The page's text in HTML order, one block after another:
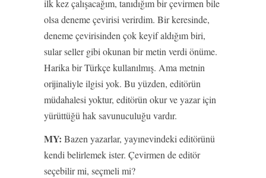
ilk kez çalışacağım, tanıdığım bir çevirmen bile
olsa deneme çevirisi verirdim. Bir keresinde,
deneme çevirisinden çok keyif aldığım biri,
sular seller gibi okunan bir metin verdi önüme.
Harika bir Türkçe kullanılmış. Ama metnin
orijinaliyle ilgisi yok. Bu yüzden, editörün
müdahalesi yoktur, editörün okur ve yazar için
yürüttüğü hak savunuculuğu vardır.
MY: Bazen yazarlar, yayınevindeki editörünü
kendi belirlemek ister. Çevirmen de editör
seçebilir mi, seçmeli mi?